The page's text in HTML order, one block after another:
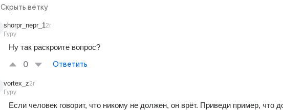
Скрыть ветку
shorpr_nepr_1
Гуру
2г
Ну так раскроите вопрос?
0 Ответить
vortex_z
Гуру
2г
Если человек говорит, что никому не должен, он врёт. Приведи пример, что